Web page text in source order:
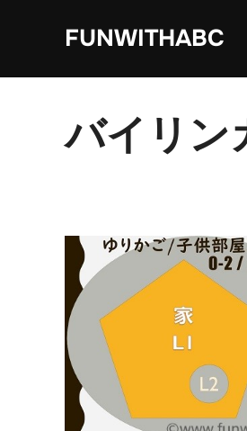
FUNWITHABC
バイリン